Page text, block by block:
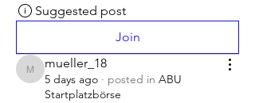
Suggested post
Join
mueller_18
mueller_18
5 days ago · posted in ABU
Startplatzbörse